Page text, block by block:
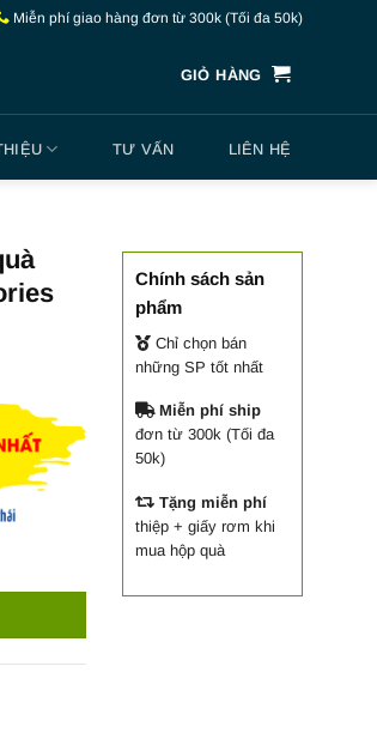
Miễn phí giao hàng đơn từ 300k (Tối đa 50k)
GIỎ HÀNG
TƯ VẤN LIÊN HỆ
- Happy Memories số lượng
Chính sách sản
phẩm
Chỉ chọn bán
những SP tốt nhất
Miễn phí ship
đơn từ 300k (Tối đa
50k)
Tặng miễn phí
thiệp + giấy rơm khi
mua hộp quà